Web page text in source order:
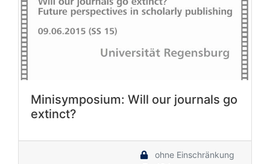
Minisymposium: Will our journals go
extinct?
ohne Einschränkung